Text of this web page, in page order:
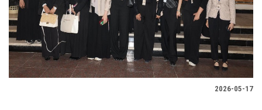
2026-05-17